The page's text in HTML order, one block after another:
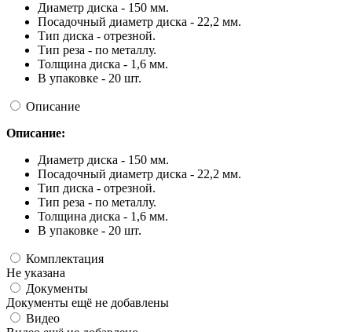
Диаметр диска - 150 мм.
Посадочный диаметр диска - 22,2 мм.
Тип диска - отрезной.
Тип реза - по металлу.
Толщина диска - 1,6 мм.
В упаковке - 20 шт.
Описание
Описание:
Диаметр диска - 150 мм.
Посадочный диаметр диска - 22,2 мм.
Тип диска - отрезной.
Тип реза - по металлу.
Толщина диска - 1,6 мм.
В упаковке - 20 шт.
Комплектация
Не указана
Документы
Документы ещё не добавлены
Видео